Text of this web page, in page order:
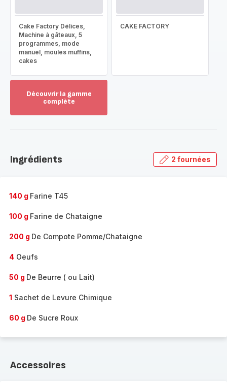
Cake Factory Délices,
Machine à gâteaux, 5
programmes, mode
manuel, moules muffins,
cakes
CAKE FACTORY
Découvrir la gamme
complète
gamme
Ingrédients 2 fournées
140 g Farine T45
100 g Farine de Chataigne
200 g De Compote Pomme/Chataigne
4 Oeufs
50 g De Beurre ( ou Lait)
1 Sachet de Levure Chimique
60 g De Sucre Roux
Accessoires